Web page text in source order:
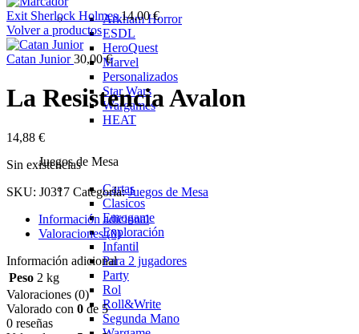
Arkham Horror
ESDL
HeroQuest
Marvel
Personalizados
Star Wars
Wargames
HEAT
Juegos de Mesa
Cartas
Clasicos
Eurogame
Exploración
Infantil
Para 2 jugadores
Party
Rol
Roll&Write
Segunda Mano
Exit Sherlock Holmes14,00€
Volver a productos
Catan Junior30,00€
La Resistencia Avalon
14,88 €
Sin existencias
SKU: J0317 Categoría: Juegos de Mesa
Información adicional
Valoraciones (0)
Información adicional
Peso 2 kg
Valoraciones (0)
Valorado con 0 de 5
0 reseñas